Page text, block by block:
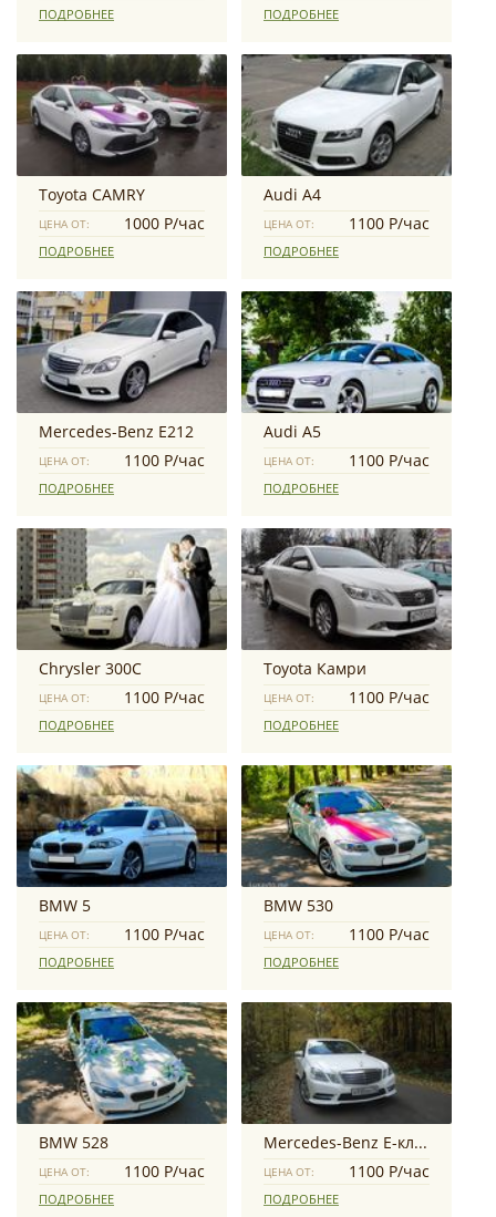
ПОДРОБНЕЕ ПОДРОБНЕЕ
Toyota CAMRY
ЦЕНА ОТ: 1000 Р/час
ПОДРОБНЕЕ
Audi A4
ЦЕНА ОТ: 1100 Р/час
ПОДРОБНЕЕ
Mercedes-Benz E212
ЦЕНА ОТ: 1100 Р/час
ПОДРОБНЕЕ
Audi А5
ЦЕНА ОТ: 1100 Р/час
ПОДРОБНЕЕ
Chrysler 300C
ЦЕНА ОТ: 1100 Р/час
ПОДРОБНЕЕ
Toyota Камри
ЦЕНА ОТ: 1100 Р/час
ПОДРОБНЕЕ
BMW 5
ЦЕНА ОТ: 1100 Р/час
ПОДРОБНЕЕ
BMW 530
ЦЕНА ОТ: 1100 Р/час
ПОДРОБНЕЕ
BMW 528
ЦЕНА ОТ: 1100 Р/час
ПОДРОБНЕЕ
Mercedes-Benz E-класс AMG
ЦЕНА ОТ: 1100 Р/час
ПОДРОБНЕЕ